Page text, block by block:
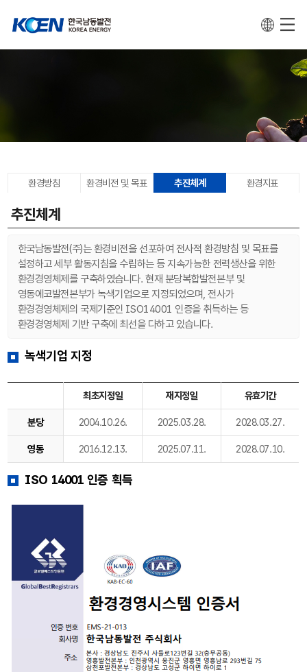
환경방침 환경비전 및 목표 추진체계 환경지표
추진체계
한국남동발전(주)는 환경비전을 선포하여 전사적 환경방침 및 목표를
설정하고 세부 활동지침을 수립하는 등 지속가능한 전력생산을 위한
환경경영체제를 구축하였습니다. 현재 분당복합발전본부 및
영동에코발전본부가 녹색기업으로 지정되었으며, 전사가
환경경영체제의 국제기준인 ISO14001 인증을 취득하는 등
환경경영체제 기반 구축에 최선을 다하고 있습니다.
녹색기업 지정
최초지정일 재지정일 유효기간
분당 2004.10.26. 2025.03.28. 2028.03.27.
영동 2016.12.13. 2025.07.11. 2028.07.10.
ISO 14001 인증 획득